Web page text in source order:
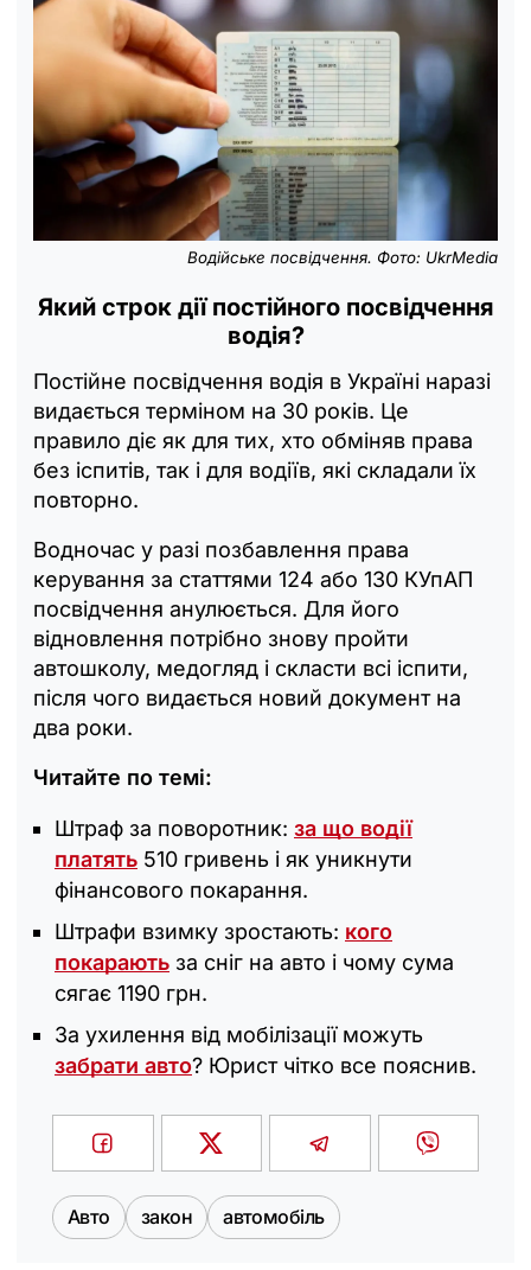
Водійське посвідчення. Фото: UkrMedia
Який строк дії постійного посвідчення
водія?
Постійне посвідчення водія в Україні наразі
видається терміном на 30 років. Це
правило діє як для тих, хто обміняв права
без іспитів, так і для водіїв, які складали їх
повторно.
Водночас у разі позбавлення права
керування за статтями 124 або 130 КУпАП
посвідчення анулюється. Для його
відновлення потрібно знову пройти
автошколу, медогляд і скласти всі іспити,
після чого видається новий документ на
два роки.
Читайте по темі:
Штраф за поворотник: за що водії
платять 510 гривень і як уникнути
фінансового покарання.
Штрафи взимку зростають: кого
покарають за сніг на авто і чому сума
сягає 1190 грн.
За ухилення від мобілізації можуть
забрати авто? Юрист чітко все пояснив.
Авто закон автомобіль